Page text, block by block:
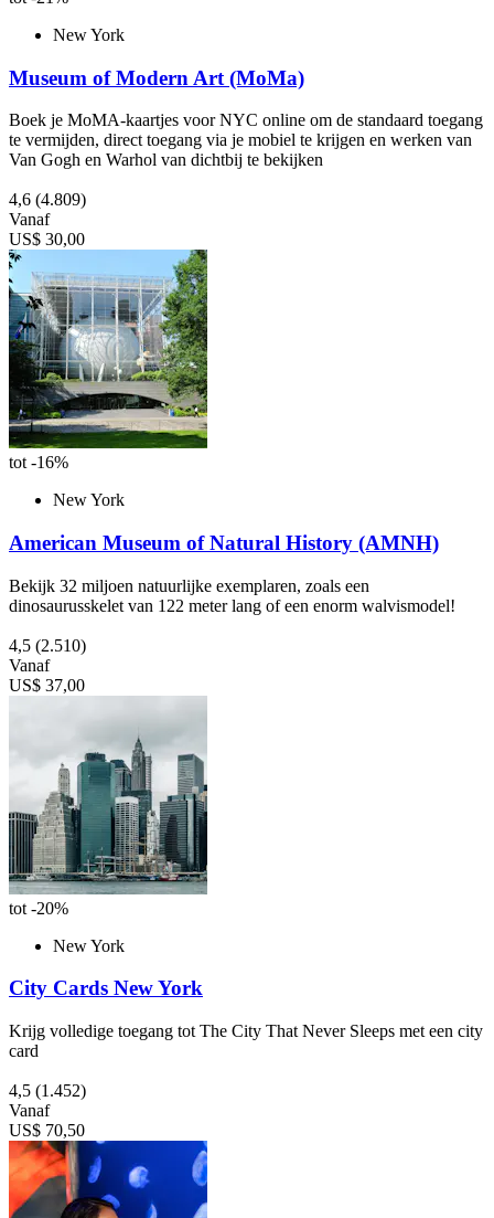
New York
Museum of Modern Art (MoMa)
Boek je MoMA-kaartjes voor NYC online om de standaard toegang
te vermijden, direct toegang via je mobiel te krijgen en werken van
Van Gogh en Warhol van dichtbij te bekijken
4,6 (4.809)
Vanaf
US$ 30,00
tot -16%
New York
American Museum of Natural History (AMNH)
Bekijk 32 miljoen natuurlijke exemplaren, zoals een
dinosaurusskelet van 122 meter lang of een enorm walvismodel!
4,5 (2.510)
Vanaf
US$ 37,00
tot -20%
New York
City Cards New York
Krijg volledige toegang tot The City That Never Sleeps met een city
card
4,5 (1.452)
Vanaf
US$ 70,50